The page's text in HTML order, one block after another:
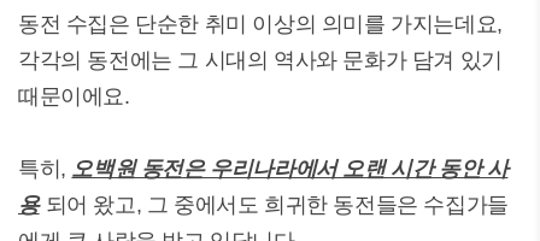
동전 수집은 단순한 취미 이상의 의미를 가지는데요,
각각의 동전에는 그 시대의 역사와 문화가 담겨 있기
때문이에요.
특히, 오백원 동전은 우리나라에서 오랜 시간 동안 사
용 되어 왔고, 그 중에서도 희귀한 동전들은 수집가들